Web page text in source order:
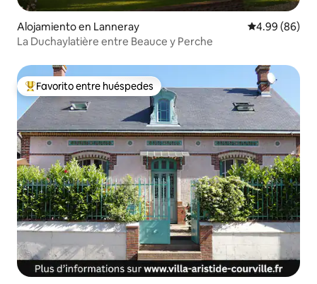
Alojamiento en Lanneray Calificación
4.99 (86)
La Duchaylatière entre Beauce y Perche
Favorito entre huéspedes preferido
Favorito entre huéspedes